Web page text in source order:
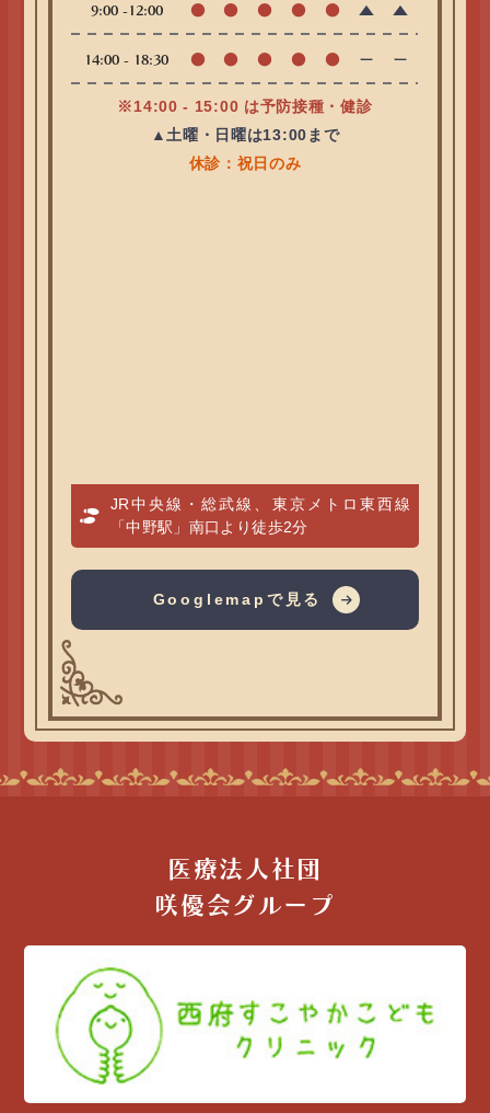
9:00 -12:00 ● ● ● ● ● ▲ ▲
14:00 - 18:30 ● ● ● ● ● ー ー
※14:00 - 15:00 は予防接種・健診
▲土曜・日曜は13:00まで
休診：祝日のみ
JR中央線・総武線、東京メトロ東西線
「中野駅」南口より徒歩2分
Googlemapで見る
医療法人社団
咲優会グループ